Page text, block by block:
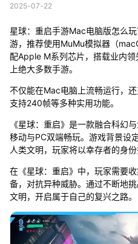
2025-07-22
星球：重启手游Mac电脑版怎么
游，推荐使用MuMu模拟器（
配Apple M系列芯片，搭载业内
上绝大多数手游。
不仅能在Mac电脑上流畅运行，
支持240帧等多种实用功能。
《星球：重启》是一款融合科幻
移动与PC双端畅玩。游戏背景设
人类文明，玩家将以幸存者的身份
在《星球：重启》中，玩家需要
备，对抗异种威胁。通过不断地
文明，开启属于自己的复兴之路。